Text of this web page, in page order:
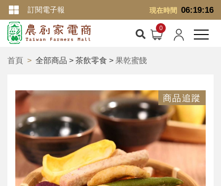
現在時間 06:19:16
訂閱電子報
首頁 全部商品 > 茶飲零食 > 果乾蜜餞
商品追蹤